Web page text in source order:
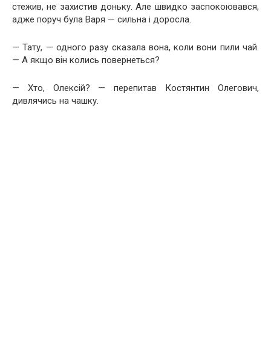
стежив, не захистив доньку. Але швидко заспокоювався,
адже поруч була Варя — сильна і доросла.
— Тату, — одного разу сказала вона, коли вони пили чай.
— А якщо він колись повернеться?
— Хто, Олексій? — перепитав Костянтин Олегович,
дивлячись на чашку.